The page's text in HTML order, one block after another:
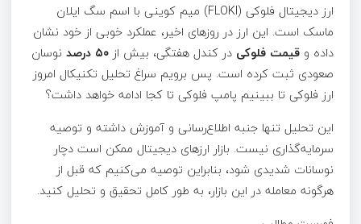
ارز دیجیتال فلوکی (FLOKI) میم کوینی با اسم سگ ایلان
ماسک است. این ارز در روزهای اخیر، عملکرد خوبی از خود نشان
داده و قیمت فلوکی در کندل هفتگی، بیش از
نوسان
صعودی ثبت کرده است. پس برویم سراغ تحلیل تکنیکال امروز
ارز فلوکی تا ببینیم پامپ فلوکی تا کجا ادامه خواهد داشت؟
این تحلیل تنها جنبه اطلاع‌رسانی و آموزش داشته و توصیه
سرمایه‌گذاری نیست. بازار ارزهای دیجیتال ممکن است دچار
نوسانات شدیدی شود، بنابراین توصیه می‌کنیم که قبل از
هرگونه معامله در این بازار، به طور کامل تحقیق و تحلیل کنید.